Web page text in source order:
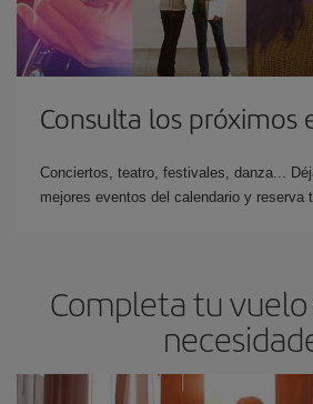
Consulta los próximos
Conciertos, teatro, festivales, danza...
mejores eventos del calendario y reserva
Completa tu